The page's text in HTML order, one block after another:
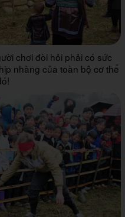
chơi đòi hỏi phải có sức
nhàng của toàn bộ cơ thể